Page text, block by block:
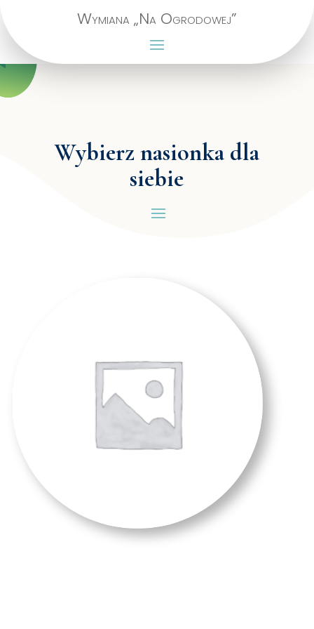
Wymiana „Na Ogrodowej”
Wybierz nasionka dla
siebie